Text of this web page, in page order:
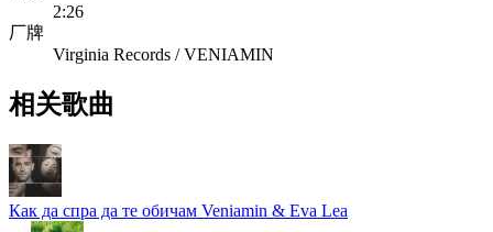
2:26
厂牌
Virginia Records / VENIAMIN
相关歌曲
Как да спра да те обичам Veniamin & Eva Lea